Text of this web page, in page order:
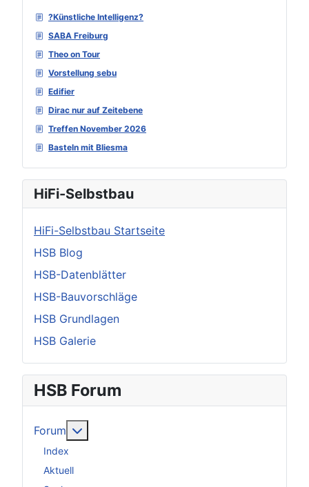
?Künstliche Intelligenz?
SABA Freiburg
Theo on Tour
Vorstellung sebu
Edifier
Dirac nur auf Zeitebene
Treffen November 2026
Basteln mit Bliesma
HiFi-Selbstbau
HiFi-Selbstbau Startseite
HSB Blog
HSB-Datenblätter
HSB-Bauvorschläge
HSB Grundlagen
HSB Galerie
HSB Forum
Forum
Index
Aktuell